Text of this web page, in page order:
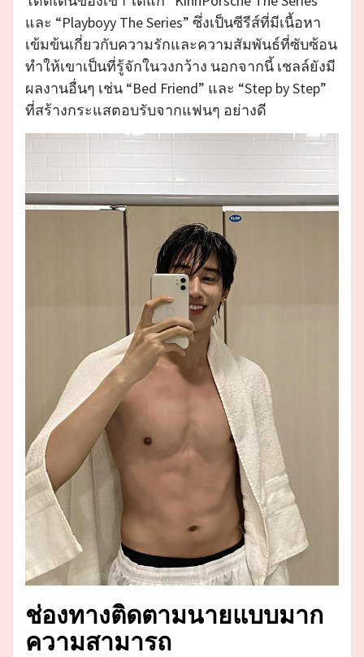
และ “Playboyy The Series” ซึ่งเป็นซีรีส์ที่มีเนื้อหา
เข้มข้นเกี่ยวกับความรักและความสัมพันธ์ที่ซับซ้อน
ทำให้เขาเป็นที่รู้จักในวงกว้าง นอกจากนี้ เชลล์ยังมี
ผลงานอื่นๆ เช่น “Bed Friend” และ “Step by Step”
ที่สร้างกระแสตอบรับจากแฟนๆ อย่างดี
ช่องทางติดตามนายแบบมาก
ความสามารถ